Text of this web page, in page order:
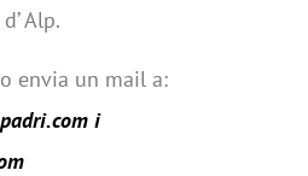
Alp.
o envia un mail a:
i